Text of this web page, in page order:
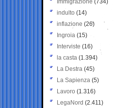
Immigrazione (734)
indulto (14)
inflazione (26)
Ingroia (15)
Interviste (16)
la casta (1.394)
La Destra (45)
La Sapienza (5)
Lavoro (1.316)
LegaNord (2.411)